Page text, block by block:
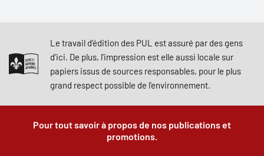
Le travail d'édition des PUL est assuré par des gens
d'ici. De plus, l'impression est elle aussi locale sur
papiers issus de sources responsables, pour le plus
grand respect possible de l'environnement.
Pour tout savoir à propos de nos publications et
promotions.